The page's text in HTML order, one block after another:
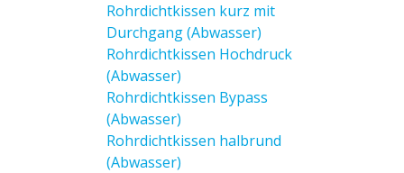
Rohrdichtkissen kurz mit
Durchgang (Abwasser)
Rohrdichtkissen Hochdruck
(Abwasser)
Rohrdichtkissen Bypass
(Abwasser)
Rohrdichtkissen halbrund
(Abwasser)